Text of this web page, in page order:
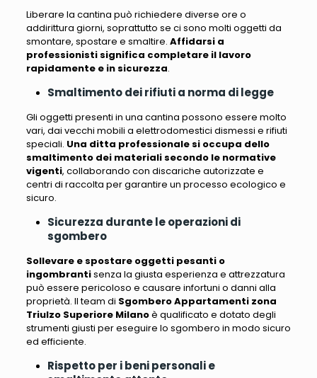
Liberare la cantina può richiedere diverse ore o
addirittura giorni, soprattutto se ci sono molti oggetti da
smontare, spostare e smaltire. Affidarsi a
professionisti significa completare il lavoro
rapidamente e in sicurezza.
Smaltimento dei rifiuti a norma di legge
Gli oggetti presenti in una cantina possono essere molto
vari, dai vecchi mobili a elettrodomestici dismessi e rifiuti
speciali. Una ditta professionale si occupa dello
smaltimento dei materiali secondo le normative
vigenti, collaborando con discariche autorizzate e
centri di raccolta per garantire un processo ecologico e
sicuro.
Sicurezza durante le operazioni di
sgombero
Sollevare e spostare oggetti pesanti o
ingombrantisenza la giusta esperienza e attrezzatura
può essere pericoloso e causare infortuni o danni alla
proprietà. Il team di Sgombero Appartamenti zona
Triulzo Superiore Milanoè qualificato e dotato degli
strumenti giusti per eseguire lo sgombero in modo sicuro
ed efficiente.
Rispetto per i beni personali e